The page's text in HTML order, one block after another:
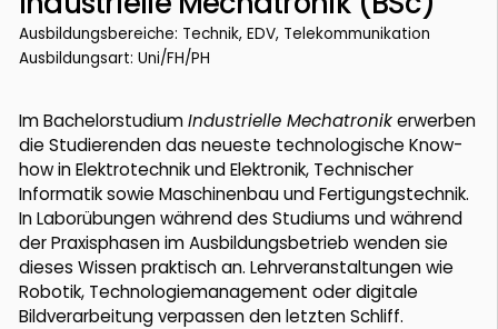
Ausbildungsbereiche: Technik, EDV, Telekommunikation
Ausbildungsart: Uni/FH/PH
Im BachelorstudiumIndustrielle Mechatronikerwerben
die Studierenden das neueste technologische Know-
how in Elektrotechnik und Elektronik, Technischer
Informatik sowie Maschinenbau und Fertigungstechnik.
In Laborübungen während des Studiums und während
der Praxisphasen im Ausbildungsbetrieb wenden sie
dieses Wissen praktisch an. Lehrveranstaltungen wie
Robotik, Technologiemanagement oder digitale
Bildverarbeitung verpassen den letzten Schliff.